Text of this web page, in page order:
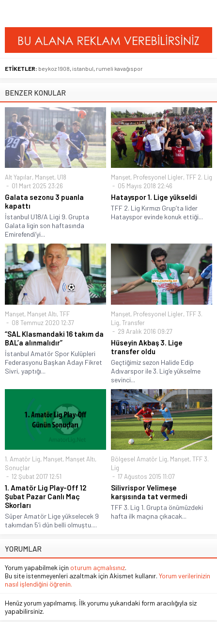
ETİKETLER: beykoz 1908 istanbul rumeli kavağıspor
BENZER KONULAR
Alt Yapılar, Manşet, U18
01 Mart 2025 23:26
Galata sezonu 3 puanla
kapattı
İstanbul U18/A Ligi 9. Grupta
Galata ligin son haftasında
Emirefendi’yi...
Manşet, Profesyonel Ligler, TFF 2. Lig
05 Mayıs 2018 22:46
Hatayspor 1. Lige yükseldi
TFF 2. Lig Kırmızı Grup’ta lider
Hatayspor evinde konuk ettiği...
Manşet, Manşet Altı, TFF
08 Temmuz 2020 12:37
“SAL Klasmandaki 16 takım da
BAL’a alınmalıdır”
İstanbul Amatör Spor Kulüpleri
Federasyonu Başkan Adayı Fikret
Sivri, yaptığı...
Manşet, Profesyonel Ligler, TFF 3.
Lig, Transfer
29 Aralık 2016 09:27
Hüseyin Akbaş 3. Lige
transfer oldu
Geçtiğimiz sezon Halide Edip
Adıvarspor ile 3. Lig’e yükselme
sevinci...
1. Amatör Lig, Manşet, Manşet Altı,
Sonuçlar
12 Şubat 2017 12:51
1. Amatör Lig Play-Off 12
Şubat Pazar Canlı Maç
Skorları
Süper Amatör Lige yükselecek 9
takımdan 5’i dün belli olmuştu....
Bölgesel Amatör Lig, Manşet, TFF 3.
Lig
17 Ağustos 2015 11:07
Silivrispor Velimeşe
karşısında tat vermedi
TFF 3. Lig 1. Grupta önümüzdeki
hafta ilk maçına çıkacak...
YORUMLAR
Yorum yapabilmek için oturum açmalısınız.
Bu site istenmeyenleri azaltmak için Akismet kullanır. Yorum verilerinizin
nasıl işlendiğini öğrenin.
Henüz yorum yapılmamış. İlk yorumu yukarıdaki form aracılığıyla siz
yapabilirsiniz.